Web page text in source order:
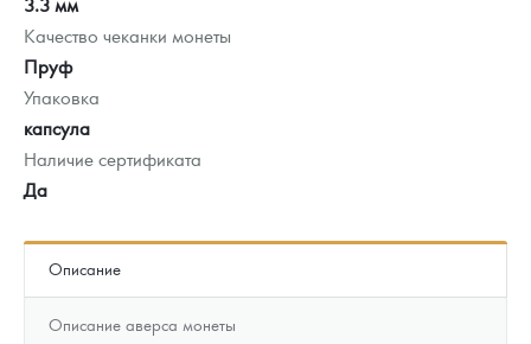
Качество чеканки монеты
Пруф
Упаковка
капсула
Наличие сертификата
Да
Описание
Описание аверса монеты